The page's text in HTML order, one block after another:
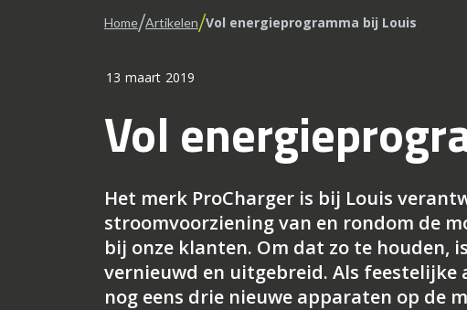
Home/Artikelen/Vol energieprogramma bij Louis
13 maart 2019
Vol
Het merk ProCharger is bij Louis
stroomvoorziening van en rondom de
bij onze klanten. Om dat zo te
vernieuwd en uitgebreid. Als
nog eens drie nieuwe apparaten op de